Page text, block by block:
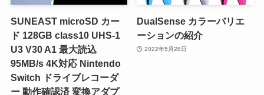
SUNEAST microSD カー
ド 128GB class10 UHS-1
U3 V30 A1 最大読込
95MB/s 4K対応 Nintendo
Switch ドライブレコーダ
ー 動作確認済 変換アダプ
DualSense カラーバリエ
ーションの紹介
2022年5月28日